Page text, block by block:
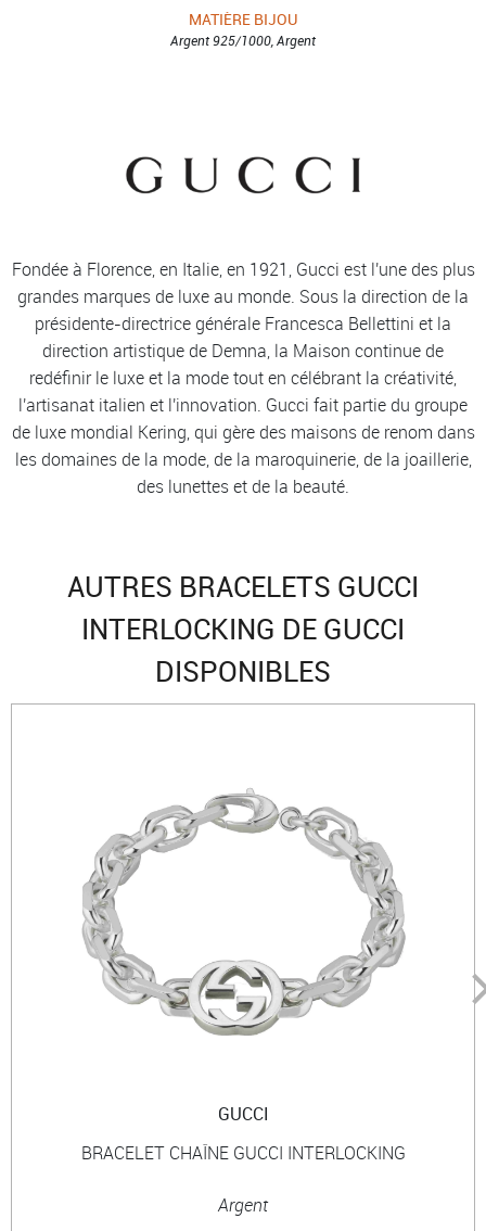
MATIÈRE BIJOU
Argent 925/1000, Argent
Fondée à Florence, en Italie, en 1921, Gucci est l'une des plus
grandes marques de luxe au monde. Sous la direction de la
présidente-directrice générale Francesca Bellettini et la
direction artistique de Demna, la Maison continue de
redéfinir le luxe et la mode tout en célébrant la créativité,
l'artisanat italien et l'innovation. Gucci fait partie du groupe
de luxe mondial Kering, qui gère des maisons de renom dans
les domaines de la mode, de la maroquinerie, de la joaillerie,
des lunettes et de la beauté.
AUTRES BRACELETS GUCCI
INTERLOCKING DE GUCCI
DISPONIBLES
GUCCI
BRACELET CHAÎNE GUCCI INTERLOCKING
Argent